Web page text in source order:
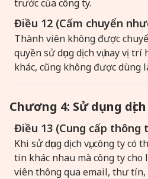
trước của công ty.
Điều 12 (Cấm chuyển
Thành viên không được
quyền sử dụng dịch vụ hay vị
khác, cũng không được dùng
Chương 4: Sử dụng
Điều 13 (Cung cấp thông
Khi sử dụng dịch vụ, công ty có
tin khác nhau mà công ty
viên thông qua email, thư tín,